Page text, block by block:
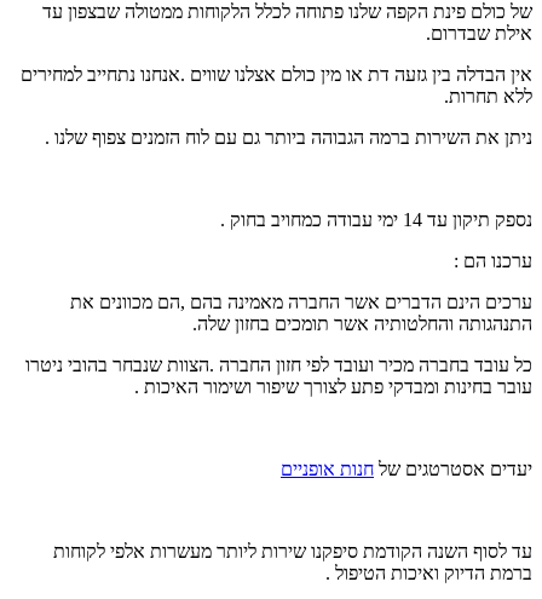
של כולם פינת הקפה שלנו פתוחה לכלל הלקוחות ממטולה שבצפון עד
אילת שבדרום.
אין הבדלה בין גזעה דת או מין כולם אצלנו שווים .אנחנו נתחייב למחירים
ללא תחרות.
ניתן את השירות ברמה הגבוהה ביותר גם עם לוח הזמנים צפוף שלנו .
נספק תיקון עד 14 ימי עבודה כמחויב בחוק .
ערכנו הם :
ערכים הינם הדברים אשר החברה מאמינה בהם ,הם מכוונים את
התנהגותה והחלטותיה אשר תומכים בחזון שלה.
כל עובד בחברה מכיר ועובד לפי חזון החברה .הצוות שנבחר בהובי ניטרו
עובר בחינות ומבדקי פתע לצורך שיפור ושימור האיכות .
יעדים אסטרטגים של חנות אופניים
עד לסוף השנה הקודמת סיפקנו שירות ליותר מעשרות אלפי לקוחות
ברמת הדיוק ואיכות הטיפול .